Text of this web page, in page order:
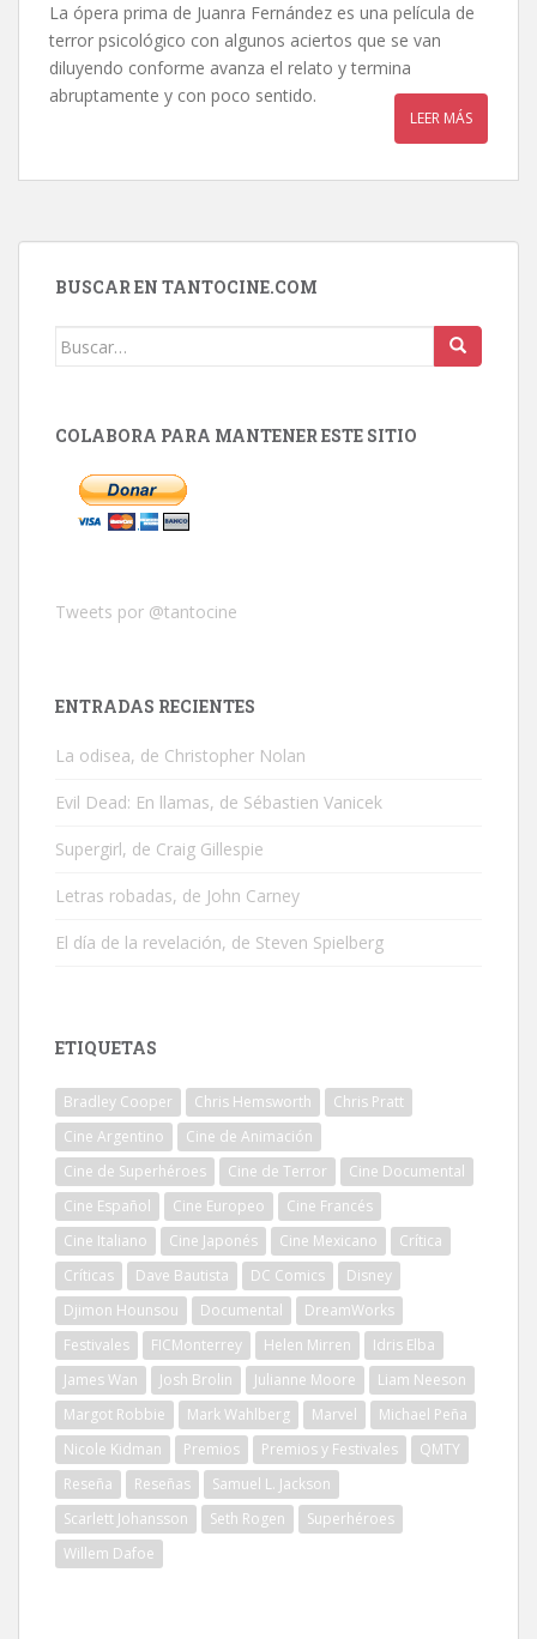
La ópera prima de Juanra Fernández es una película de
terror psicológico con algunos aciertos que se van
diluyendo conforme avanza el relato y termina
abruptamente y con poco sentido.
LEER MÁS
BUSCAR EN TANTOCINE.COM
Buscar:
COLABORA PARA MANTENER ESTE SITIO
Tweets por @tantocine
ENTRADAS RECIENTES
La odisea, de Christopher Nolan
Evil Dead: En llamas, de Sébastien Vanicek
Supergirl, de Craig Gillespie
Letras robadas, de John Carney
El día de la revelación, de Steven Spielberg
ETIQUETAS
Bradley Cooper Chris Hemsworth
Chris Pratt
Cine Argentino
Cine de Animación
Cine de Superhéroes
Cine de Terror
Cine Documental
Cine Español
Cine Europeo
Cine Francés
Cine Italiano
Cine Japonés Cine Mexicano
Crítica
Críticas
Dave Bautista DC Comics
Disney
Djimon Hounsou
Documental
DreamWorks
Festivales
FICMonterrey Helen Mirren
Idris Elba
James Wan
Josh Brolin Julianne Moore
Liam Neeson
Margot Robbie
Mark Wahlberg Marvel
Michael Peña
Nicole Kidman
Premios Premios y Festivales
QMTY
Reseña
Reseñas
Samuel L. Jackson
Scarlett Johansson
Seth Rogen
Superhéroes
Willem Dafoe